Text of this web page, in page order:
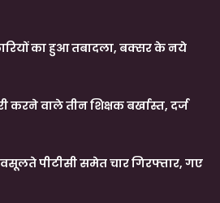
का हुआ तबादला, बक्सर के नये
करने वाले तीन शिक्षक बर्खास्त, दर्ज
वसूलते पीटीसी समेत चार गिरफ्तार, गए